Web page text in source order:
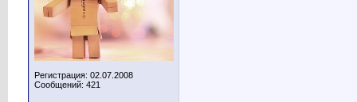
Регистрация: 02.07.2008
Сообщений: 421